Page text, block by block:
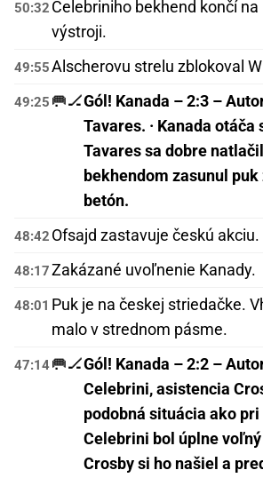
50:32 Celebriniho bekhend končí
výstroji.
49:55Alscherovu strelu zblokoval
49:25 🥅🏒Gól! Kanada – 2:3 –
Tavares. · Kanada otáča
Tavares sa dobre
bekhendom zasunul
betón.
48:42 Ofsajd zastavuje českú akciu.
48:17Zakázané uvoľnenie Kanady.
48:01 Puk je na českej striedačke.
malo v strednom pásme.
47:14🥅🏒Gól! Kanada – 2:2 –
Celebrini, asistencia
podobná situácia ako pri
Celebrini bol úplne
Crosby si ho našiel a